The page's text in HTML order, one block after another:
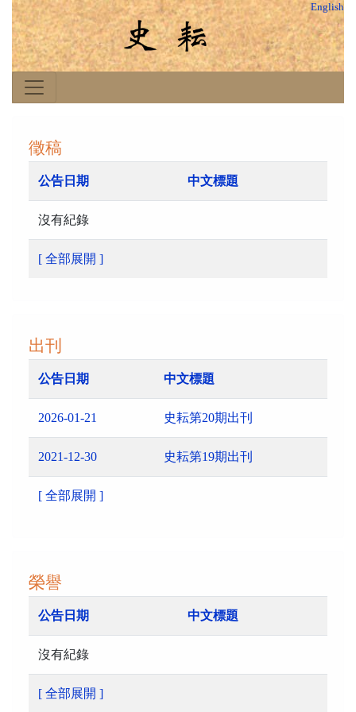
English
徵稿
公告日期 中文標題
沒有紀錄
[ 全部展開 ]
出刊
公告日期 中文標題
2026-01-21 史耘第20期出刊
2021-12-30 史耘第19期出刊
[ 全部展開 ]
榮譽
公告日期 中文標題
沒有紀錄
[ 全部展開 ]